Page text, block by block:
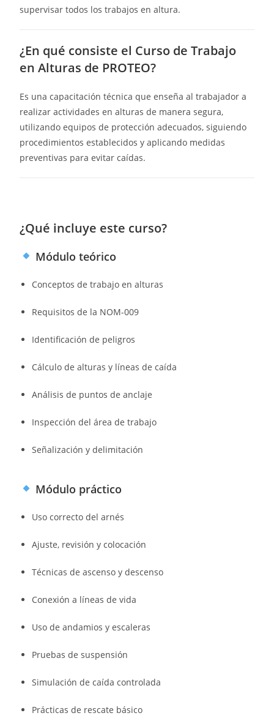
supervisar todos los trabajos en altura.
¿En qué consiste el Curso de Trabajo
en Alturas de PROTEO?
Es una capacitación técnica que enseña al trabajador a
realizar actividades en alturas de manera segura,
utilizando equipos de protección adecuados, siguiendo
procedimientos establecidos y aplicando medidas
preventivas para evitar caídas.
¿Qué incluye este curso?
Módulo teórico
Conceptos de trabajo en alturas
Requisitos de la NOM-009
Identificación de peligros
Cálculo de alturas y líneas de caída
Análisis de puntos de anclaje
Inspección del área de trabajo
Señalización y delimitación
Módulo práctico
Uso correcto del arnés
Ajuste, revisión y colocación
Técnicas de ascenso y descenso
Conexión a líneas de vida
Uso de andamios y escaleras
Pruebas de suspensión
Simulación de caída controlada
Prácticas de rescate básico